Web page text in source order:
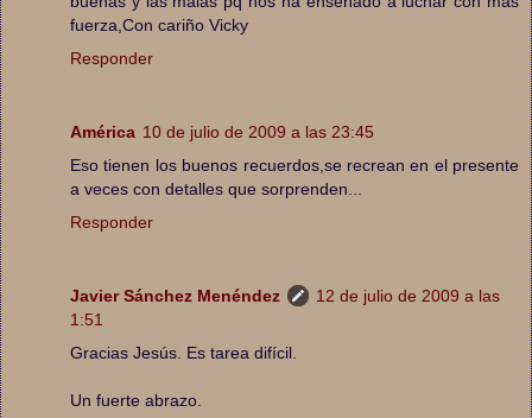
fuerza,Con cariño Vicky
Responder
América 10 de julio de 2009 a las 23:45
Eso tienen los buenos recuerdos,se recrean en el presente
a veces con detalles que sorprenden...
Responder
Javier Sánchez Menéndez
12 de julio de 2009 a las
1:51
Gracias Jesús. Es tarea difícil.
Un fuerte abrazo.